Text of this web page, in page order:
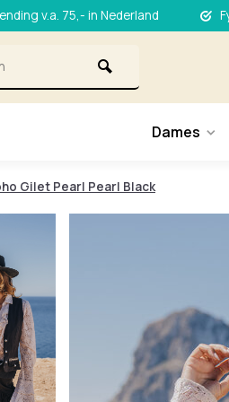
v.a. 75,- in Nederland
Dames
Gilet Pearl Pearl Black